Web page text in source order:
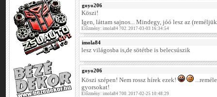
goyo206
Köszi!
Igen, láttam sajnos... Mindegy, jóó lesz az
Előzmény: imola84 702. 2017-03-03 16:34:54
imola84
lesz világosba is,de sötétbe is belecsúszik
goyo206
Köszi szépen! Nem rossz hírek ezek!
gyorsokat!
Előzmény: imola84 700. 2017-02-25 10:48:29